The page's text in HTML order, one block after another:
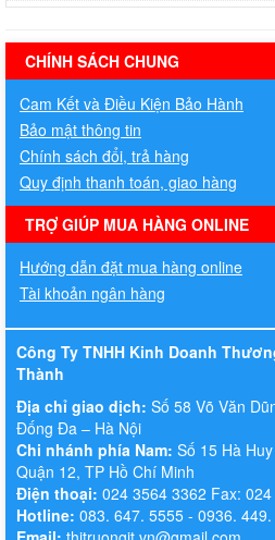
hermes handbags outlet online
CHÍNH SÁCH CHUNG
Cam Kết và Điều Kiện Bảo Hành
Bảo mật thông tin
Chính sách đổi, trả hàng
Quy định thanh toán, giao hàng
TRỢ GIÚP MUA HÀNG ONLINE
Hướng dẫn đặt mua hàng online
Tài khoản ngân hàng
Công Ty TNHH Kinh Doanh
Thành
Địa chỉ giao dịch: Số 58 Võ Văn
Đống Đa – Hà Nội
Chi nhánh phía Nam: Số 15 Hà
Quận 12, TP Hồ Chí Minh
Điện thoại: 024 3564 3362 Fax:
Hotline: 083. 647. 5555 - 0936.